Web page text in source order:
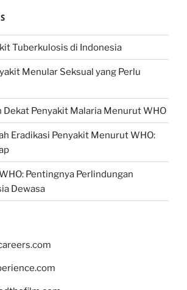
Tuberkulosis di Indonesia
Menular Seksual yang Perlu
Dekat Penyakit Malaria Menurut WHO
Eradikasi Penyakit Menurut WHO:
Pentingnya Perlindungan
Dewasa